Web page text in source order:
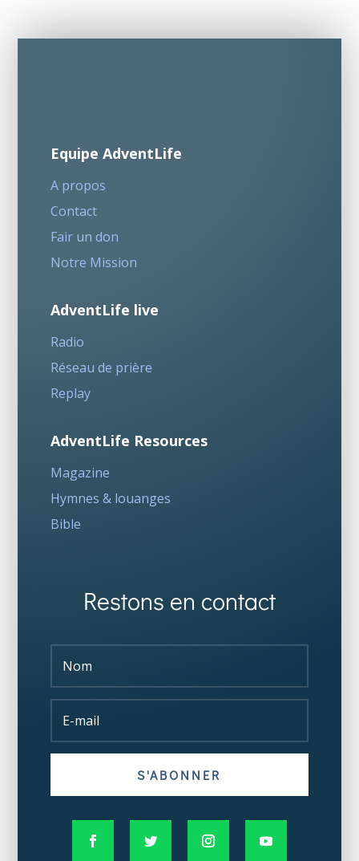
Equipe AdventLife
A propos
Contact
Fair un don
Notre Mission
AdventLife live
Radio
Réseau de prière
Replay
AdventLife Resources
Magazine
Hymnes & louanges
Bible
Restons en contact
S'ABONNER